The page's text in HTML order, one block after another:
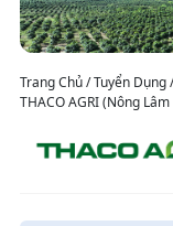
Trang Chủ / Tuyển
THACO AGRI (Nông